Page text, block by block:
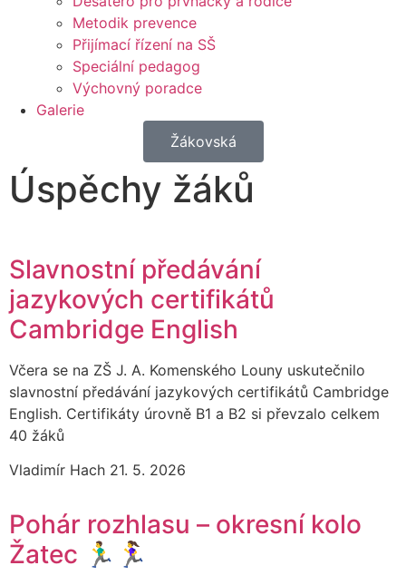
Metodik prevence
Přijímací řízení na SŠ
Speciální pedagog
Výchovný poradce
Galerie
Žákovská
Úspěchy žáků
Slavnostní předávání
jazykových certifikátů
Cambridge English
Včera se na ZŠ J. A. Komenského Louny uskutečnilo
slavnostní předávání jazykových certifikátů Cambridge
English. Certifikáty úrovně B1 a B2 si převzalo celkem
40 žáků
Vladimír Hach 21. 5. 2026
Pohár rozhlasu – okresní kolo
Žatec 🏃‍♂️🏃‍♀️